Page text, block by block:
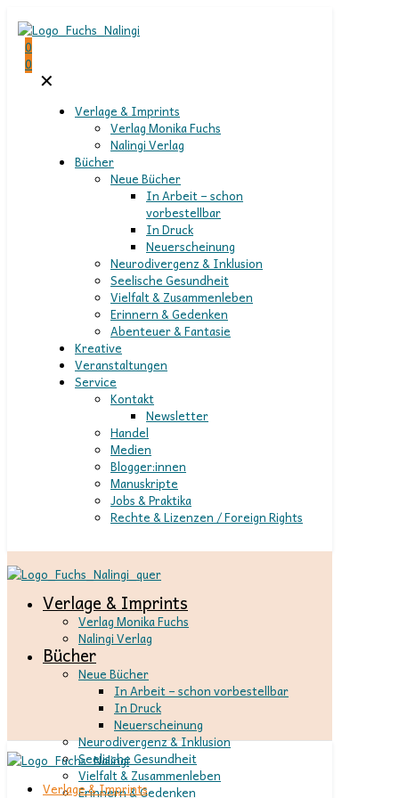
0
0
✕
Verlage & Imprints
Verlag Monika Fuchs
Nalingi Verlag
Bücher
Neue Bücher
In Arbeit – schon
vorbestellbar
In Druck
Neuerscheinung
Neurodivergenz & Inklusion
Seelische Gesundheit
Vielfalt & Zusammenleben
Erinnern & Gedenken
Abenteuer & Fantasie
Kreative
Veranstaltungen
Service
Kontakt
Newsletter
Handel
Medien
Blogger:innen
Manuskripte
Jobs & Praktika
Rechte & Lizenzen / Foreign Rights
Verlage & Imprints
Verlag Monika Fuchs
Nalingi Verlag
Bücher
Neue Bücher
In Arbeit – schon vorbestellbar
In Druck
Neuerscheinung
Neurodivergenz & Inklusion
Seelische Gesundheit
Vielfalt & Zusammenleben
Erinnern & Gedenken
Verlage & Imprints